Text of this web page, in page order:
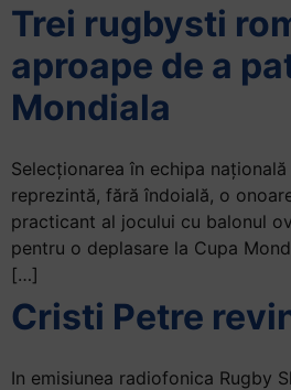
Trei rugbysti
aproape de a
Mondiala
Selecționarea în echipa
reprezintă, fără îndoială, o
practicant al jocului cu balonul
pentru o deplasare la Cupa
[…]
Cristi Petre
In emisiunea radiofonica Rugby